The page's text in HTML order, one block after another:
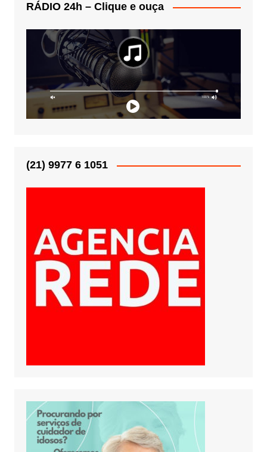
RÁDIO 24h – Clique e ouça
(21) 9977 6 1051